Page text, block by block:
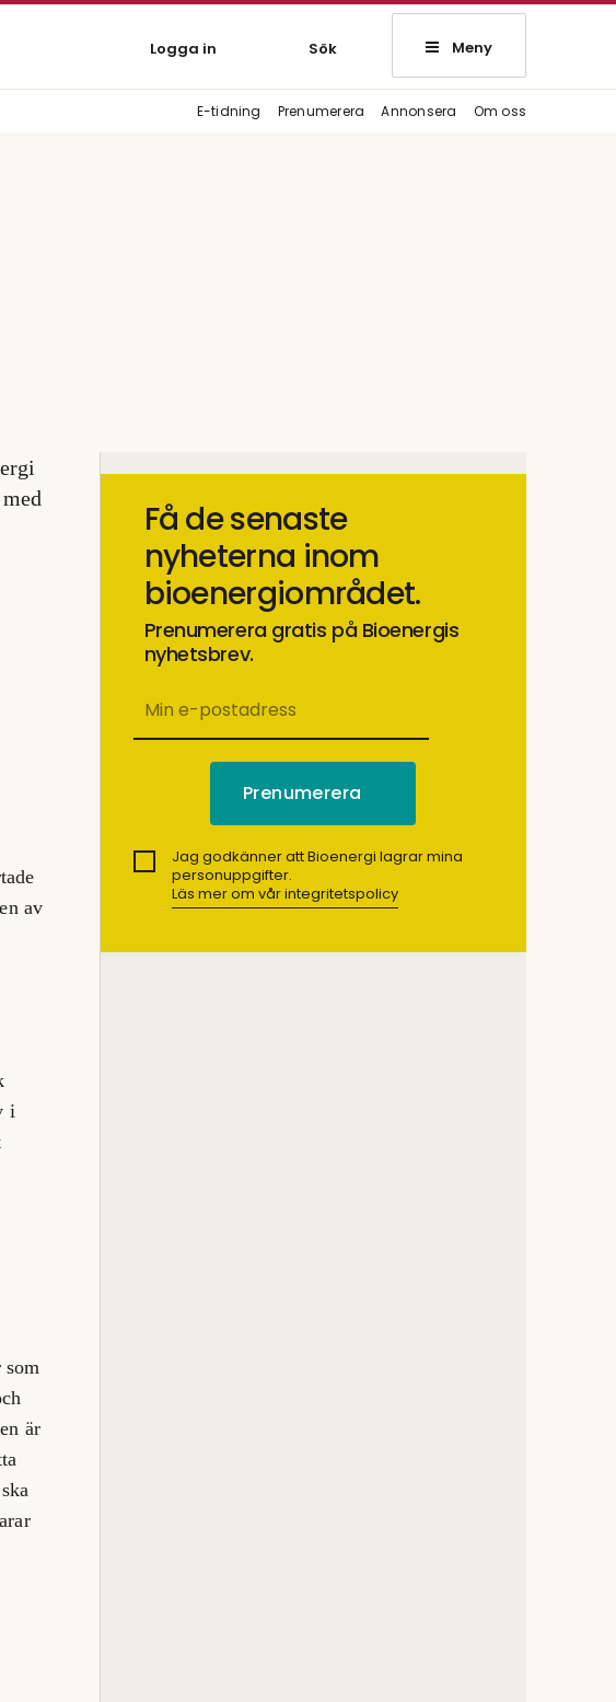
Logga in Sök Meny
E-tidning Prenumerera Annonsera Om oss
av
i
är
Få de senaste
nyheterna inom
bioenergiområdet.
Prenumerera gratis på Bioenergis
nyhetsbrev.
Jag godkänner att Bioenergi lagrar mina
personuppgifter.
Läs mer om vår integritetspolicy